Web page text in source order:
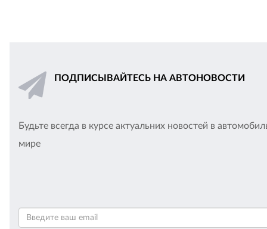
ПОДПИСЫВАЙТЕСЬ НА АВТОНОВОСТИ
Будьте всегда в курсе актуальних новостей в
мире